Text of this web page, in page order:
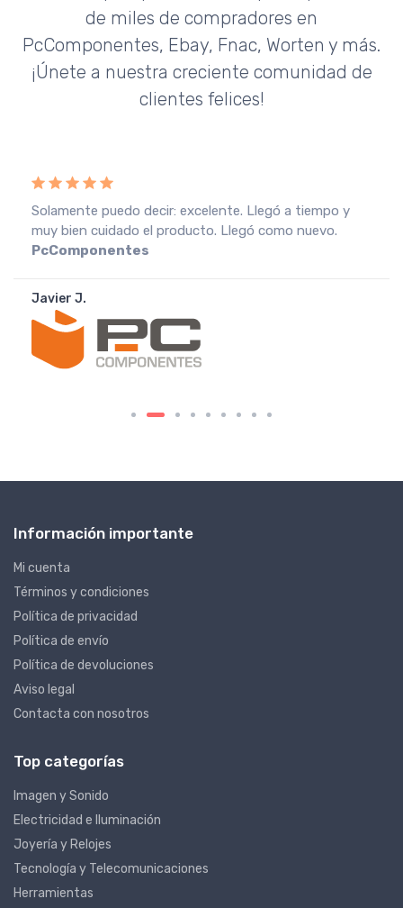
de miles de compradores en
PcComponentes, Ebay, Fnac, Worten y más.
¡Únete a nuestra creciente comunidad de
clientes felices!
Recebi a encomenda em perfeitas condições, o que
muito agradeço. Recomendo o vendedor.Fnac
Portugal
João A.
Información importante
Mi cuenta
Términos y condiciones
Política de privacidad
Política de envío
Política de devoluciones
Aviso legal
Contacta con nosotros
Top categorías
Imagen y Sonido
Electricidad e Iluminación
Joyería y Relojes
Tecnología y Telecomunicaciones
Herramientas